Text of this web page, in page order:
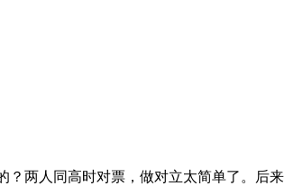
两人同高时对票，做对立太简单了。后